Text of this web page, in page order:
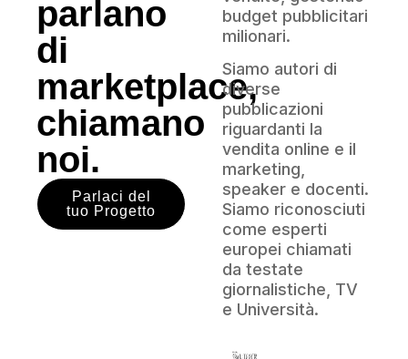
parlano
di
marketplace,
chiamano
noi.
Parlaci del
tuo Progetto
budget pubblicitari
milionari.
Siamo autori di
diverse
pubblicazioni
riguardanti la
vendita online e il
marketing,
speaker e docenti.
Siamo riconosciuti
come esperti
europei chiamati
da testate
giornalistiche, TV
e Università.